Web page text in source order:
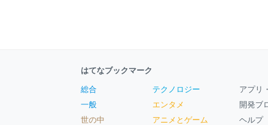
はてなブックマーク
総合
一般
世の中
テクノロジー
エンタメ
アニメとゲーム
アプリ
開発ブ
ヘルプ